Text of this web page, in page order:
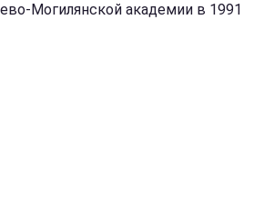
Могилянской академии в 1991